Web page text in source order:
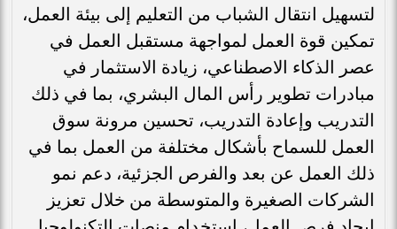
لتسهيل انتقال الشباب من التعليم إلى بيئة العمل،
تمكين قوة العمل لمواجهة مستقبل العمل في
عصر الذكاء الاصطناعي، زيادة الاستثمار في
مبادرات تطوير رأس المال البشري، بما في ذلك
التدريب وإعادة التدريب، تحسين مرونة سوق
العمل للسماح بأشكال مختلفة من العمل بما في
ذلك العمل عن بعد والفرص الجزئية، دعم نمو
الشركات الصغيرة والمتوسطة من خلال تعزيز